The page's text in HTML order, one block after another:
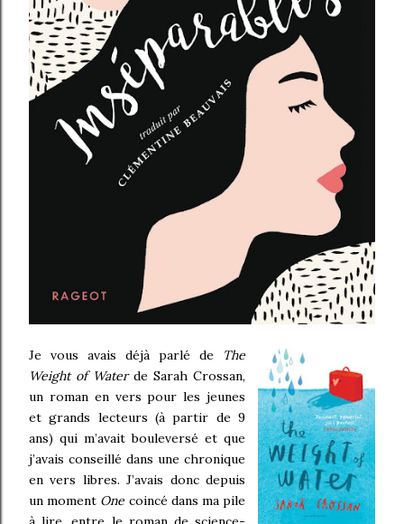
Je vous avais déjà parlé de
The
Weight of Waterde Sarah Crossan,
un roman en vers pour les jeunes
et grands lecteurs (à partir de 9
ans) qui m’avait bouleversé et que
j’avais conseillé dans une chronique
en vers libres. J’avais donc depuis
un moment One coincé dans ma pile